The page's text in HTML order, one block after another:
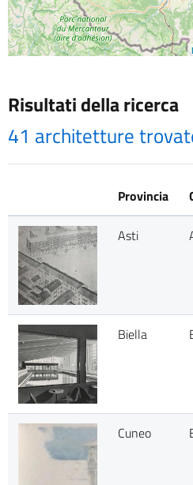
Risultati della ricerca
41 architetture
Provincia
Asti
Biella
Cuneo